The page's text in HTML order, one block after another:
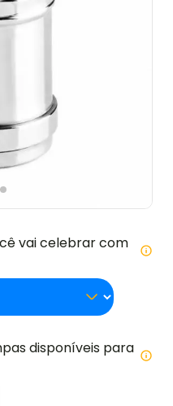
vai celebrar com
disponíveis para